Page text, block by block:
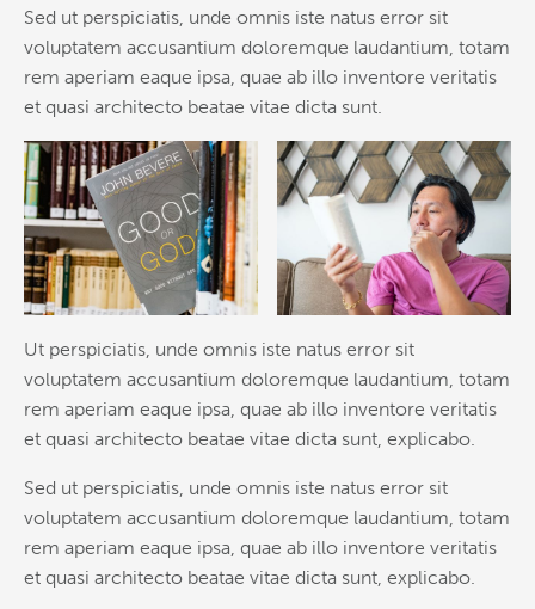
Sed ut perspiciatis, unde omnis iste natus error sit
voluptatem accusantium doloremque laudantium, totam
rem aperiam eaque ipsa, quae ab illo inventore veritatis
et quasi architecto beatae vitae dicta sunt.
Ut perspiciatis, unde omnis iste natus error sit
voluptatem accusantium doloremque laudantium, totam
rem aperiam eaque ipsa, quae ab illo inventore veritatis
et quasi architecto beatae vitae dicta sunt, explicabo.
Sed ut perspiciatis, unde omnis iste natus error sit
voluptatem accusantium doloremque laudantium, totam
rem aperiam eaque ipsa, quae ab illo inventore veritatis
et quasi architecto beatae vitae dicta sunt, explicabo.